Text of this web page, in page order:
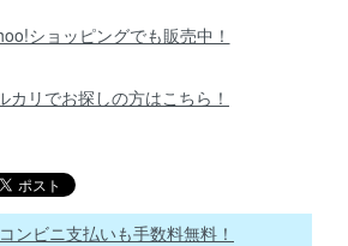
ショッピングでも販売中！
カリでお探しの方はこちら！
ンビニ支払いも手数料無料！